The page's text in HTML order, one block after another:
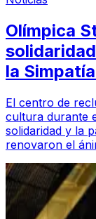
Olímpica
la
El centro de
cultura durante
solidaridad y la
renovaron el